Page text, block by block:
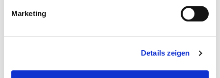
Marketing
Details zeigen